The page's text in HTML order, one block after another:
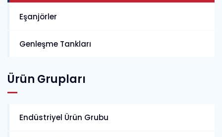
Eşanjörler
Genleşme Tankları
Ürün Grupları
Endüstriyel Ürün Grubu